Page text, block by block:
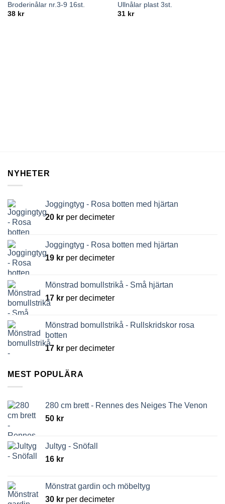
önskelistan
Broderinålar nr.3-9 16st.
38 kr
Ullnålar plast 3st.
31 kr
NYHETER
Joggingtyg - Rosa botten med hjärtan
20 kr per decimeter
Joggingtyg - Rosa botten med hjärtan
19 kr per decimeter
Mönstrad bomullstrikå - Små hjärtan
17 kr per decimeter
Mönstrad bomullstrikå - Rullskridskor rosa
botten
17 kr per decimeter
MEST POPULÄRA
280 cm brett - Rennes des Neiges The Venon
50 kr
Jultyg - Snöfall
16 kr
Mönstrat gardin och möbeltyg
30 kr per decimeter